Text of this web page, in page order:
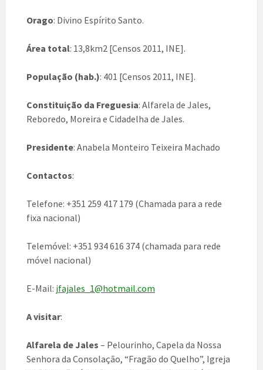
Orago: Divino Espírito Santo.
Área total: 13,8km2 [Censos 2011, INE].
População (hab.): 401 [Censos 2011, INE].
Constituição da Freguesia: Alfarela de Jales,
Reboredo, Moreira e Cidadelha de Jales.
Presidente: Anabela Monteiro Teixeira Machado
Contactos:
Telefone: +351 259 417 179 (Chamada para a rede
fixa nacional)
Telemóvel: +351 934 616 374 (chamada para rede
móvel nacional)
E-Mail: jfajales_1@hotmail.com
A visitar:
Alfarela de Jales – Pelourinho, Capela da Nossa
Senhora da Consolação, “Fragão do Quelho”, Igreja